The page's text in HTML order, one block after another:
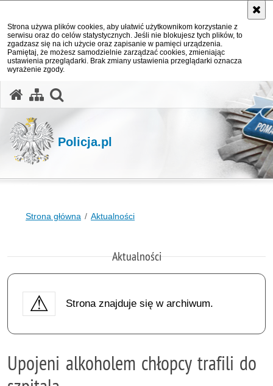
Strona używa plików cookies, aby ułatwić użytkownikom korzystanie z
serwisu oraz do celów statystycznych. Jeśli nie blokujesz tych plików, to
zgadzasz się na ich użycie oraz zapisanie w pamięci urządzenia.
Pamiętaj, że możesz samodzielnie zarządzać cookies, zmieniając
ustawienia przeglądarki. Brak zmiany ustawienia przeglądarki oznacza
wyrażenie zgody.
Policja.pl
Strona główna Aktualności
Aktualności
Strona znajduje się w archiwum.
Upojeni alkoholem chłopcy trafili do